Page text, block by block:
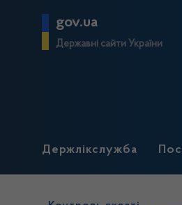
gov.ua
Державні сайти України
Держлікслужба